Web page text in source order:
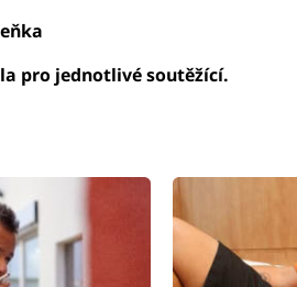
pro jednotlivé soutěžící.